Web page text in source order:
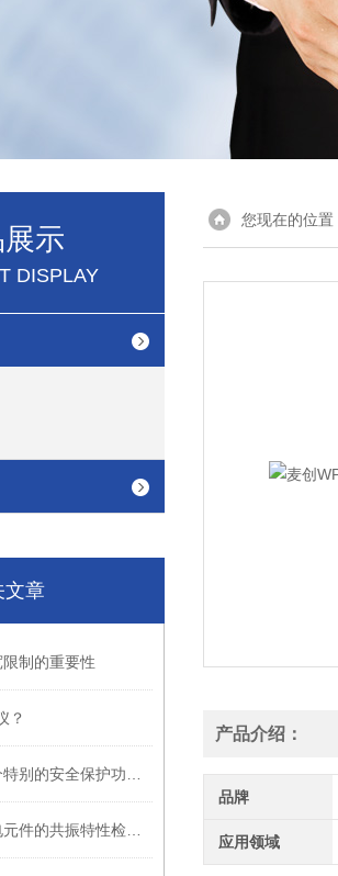
示
DISPLAY
文章
制的重要性
？
您现在的位置
产品介绍：
品牌
应用领域